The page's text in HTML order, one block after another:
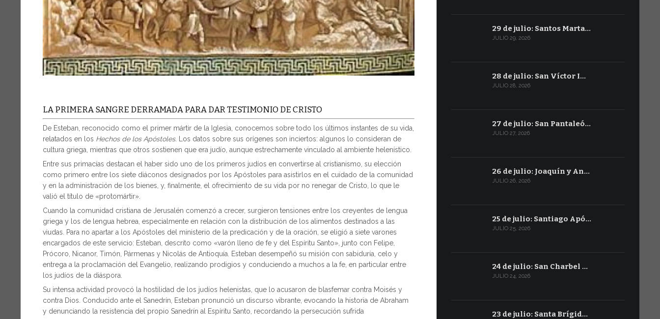
LA PRIMERA SANGRE DERRAMADA PARA DAR TESTIMONIO DE CRISTO
De Esteban, reconocido como el primer mártir de la Iglesia, conocemos sobre todo los últimos instantes de su vida,
relatados en los Hechos de los Apóstoles. Los datos sobre sus orígenes son inciertos: algunos lo consideran de
cultura griega, mientras que otros sostienen que era judío, aunque estrechamente vinculado al ambiente helenístico.
Entre sus primacías destacan el haber sido uno de los primeros judíos en convertirse al cristianismo, su elección
como primero entre los siete diáconos designados por los Apóstoles para asistirlos en el cuidado de la comunidad
y en la administración de los bienes, y, finalmente, el ofrecimiento de su vida por no renegar de Cristo, lo que le
valió el título de «protomártir».
Cuando la comunidad cristiana de Jerusalén comenzó a crecer, surgieron tensiones entre los creyentes de lengua
griega y los de lengua hebrea, especialmente en relación con la distribución de los alimentos destinados a las
viudas. Para no apartar a los Apóstoles del ministerio de la predicación y de la oración, se eligió a siete varones
encargados de este servicio: Esteban, descrito como «varón lleno de fe y del Espíritu Santo», junto con Felipe,
Prócoro, Nicanor, Timón, Pármenas y Nicolás de Antioquía. Esteban desempeñó su misión con sabiduría, celo y
entrega a la proclamación del Evangelio, realizando prodigios y conduciendo a muchos a la fe, en particular entre
los judíos de la diáspora.
Su intensa actividad provocó la hostilidad de los judíos helenistas, que lo acusaron de blasfemar contra Moisés y
contra Dios. Conducido ante el Sanedrín, Esteban pronunció un discurso vibrante, evocando la historia de Abraham
y denunciando la resistencia del propio Sanedrín al Espíritu Santo, recordando la persecución sufrida
29 de julio: Santos Marta…
JULIO 29, 2026
28 de julio: San Víctor I…
JULIO 28, 2026
27 de julio: San Pantaleó…
JULIO 27, 2026
26 de julio: Joaquín y An…
JULIO 26, 2026
25 de julio: Santiago Apó…
JULIO 25, 2026
24 de julio: San Charbel …
JULIO 24, 2026
23 de julio: Santa Brígid…